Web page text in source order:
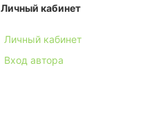
Личный кабинет
Личный кабинет
Вход автора